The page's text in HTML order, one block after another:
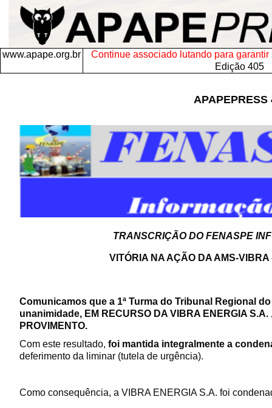
www.apape.org.br
Continue associado lutando para
Edição 405
APAPEPRESS
TRANSCRIÇÃO DO FENASPE
VITÓRIA NA AÇÃO DA AMS-
Comunicamos que a 1ª Turma do Tribunal Regional
unanimidade, EM RECURSO DA VIBRA ENERGIA S.A.
PROVIMENTO.
Com este resultado, foi mantida integralmente a
deferimento da liminar (tutela de urgência).
Como consequência, a VIBRA ENERGIA S.A. foi